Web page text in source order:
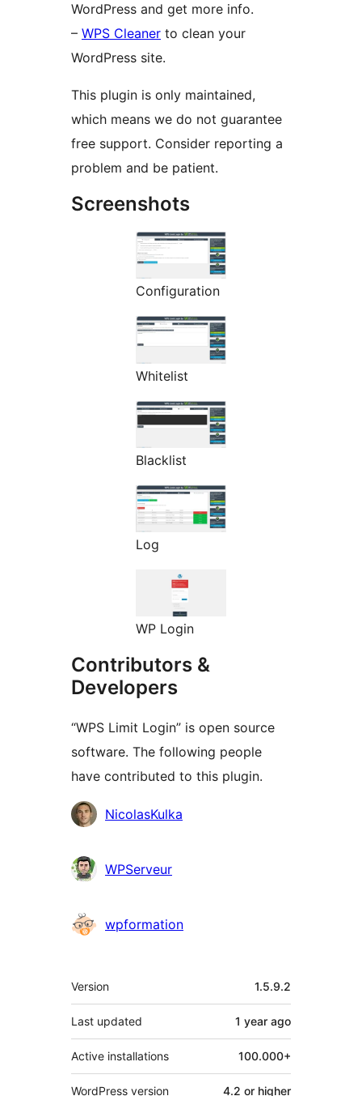
WordPress and get more info.
– WPS Cleaner to clean your
WordPress site.
This plugin is only maintained,
which means we do not guarantee
free support. Consider reporting a
problem and be patient.
Screenshots
Configuration
Whitelist
Blacklist
Log
WP Login
Contributors &
Developers
“WPS Limit Login” is open source
software. The following people
have contributed to this plugin.
Contributors
NicolasKulka
WPServeur
wpformation
Meta
Version 1.5.9.2
Last updated 1 year ago
Active installations 100.000+
WordPress version 4.2 or higher